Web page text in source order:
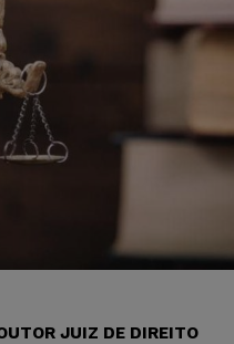
JUIZ DE DIREITO